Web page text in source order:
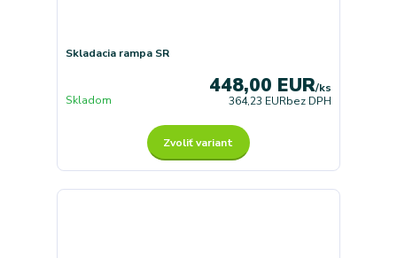
Skladacia rampa SR
448,00 EUR/ks
364,23 EURbez DPH
Skladom
Zvoliť variant